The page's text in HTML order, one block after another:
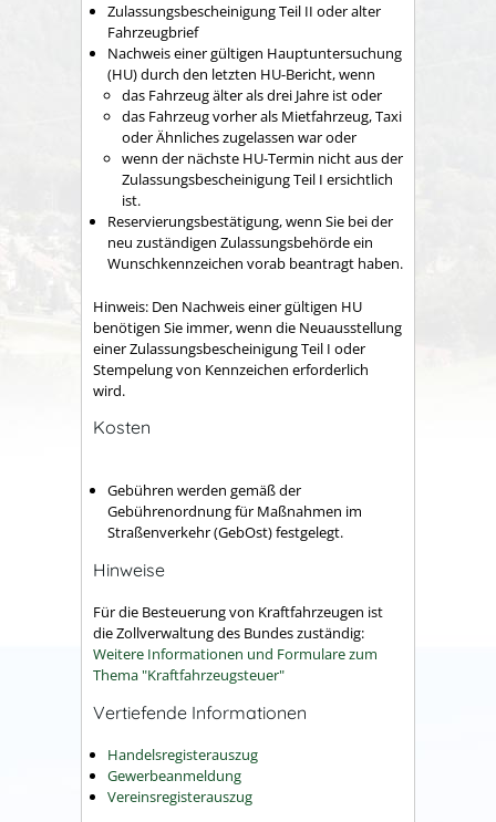
Zulassungsbescheinigung Teil II oder alter
Fahrzeugbrief
Nachweis einer gültigen Hauptuntersuchung
(HU) durch den letzten HU-Bericht, wenn
das Fahrzeug älter als drei Jahre ist oder
das Fahrzeug vorher als Mietfahrzeug, Taxi
oder Ähnliches zugelassen war oder
wenn der nächste HU-Termin nicht aus der
Zulassungsbescheinigung Teil I ersichtlich
ist.
Reservierungsbestätigung, wenn Sie bei der
neu zuständigen Zulassungsbehörde ein
Wunschkennzeichen vorab beantragt haben.
Hinweis: Den Nachweis einer gültigen HU
benötigen Sie immer, wenn die Neuausstellung
einer Zulassungsbescheinigung Teil I oder
Stempelung von Kennzeichen erforderlich
wird.
Kosten
Gebühren werden gemäß der
Gebührenordnung für Maßnahmen im
Straßenverkehr (GebOst) festgelegt.
Hinweise
Für die Besteuerung von Kraftfahrzeugen ist
die Zollverwaltung des Bundes zuständig:
Weitere Informationen und Formulare zum
Thema "Kraftfahrzeugsteuer"
Vertiefende Informationen
Handelsregisterauszug
Gewerbeanmeldung
Vereinsregisterauszug